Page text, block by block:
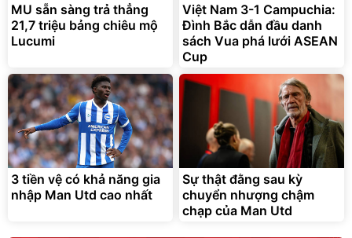
MU sẵn sàng trả thẳng
21,7 triệu bảng chiêu mộ
Lucumi
Việt Nam 3-1 Campuchia:
Đình Bắc dẫn đầu danh
sách Vua phá lưới ASEAN
Cup
3 tiền vệ có khả năng gia
nhập Man Utd cao nhất
Sự thật đằng sau kỳ
chuyển nhượng chậm
chạp của Man Utd